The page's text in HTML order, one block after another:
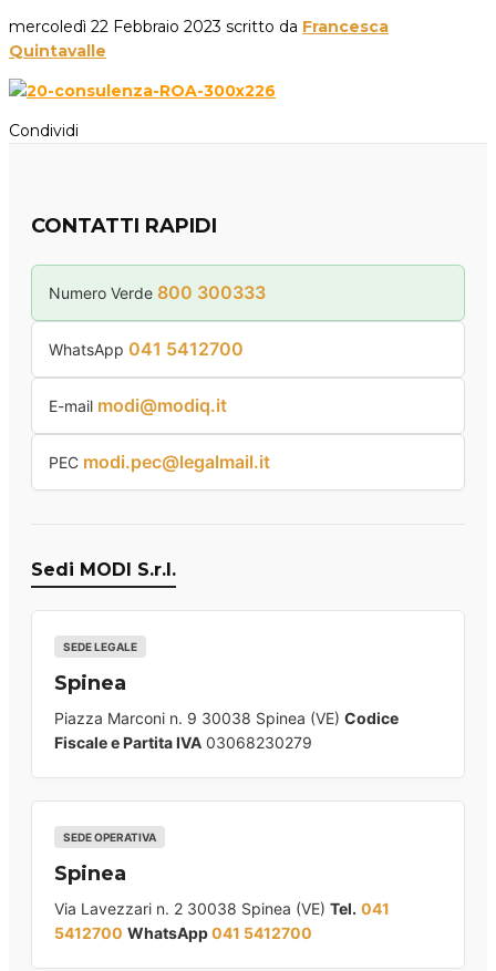
mercoledì 22 Febbraio 2023 scritto da Francesca
Quintavalle
Condividi
CONTATTI RAPIDI
Numero Verde 800 300333
WhatsApp 041 5412700
E-mail modi@modiq.it
PEC modi.pec@legalmail.it
Sedi MODI S.r.l.
SEDE LEGALE
Spinea
Piazza Marconi n. 9 30038 Spinea (VE) Codice
Fiscale e Partita IVA 03068230279
SEDE OPERATIVA
Spinea
Via Lavezzari n. 2 30038 Spinea (VE) Tel. 041
5412700 WhatsApp041 5412700